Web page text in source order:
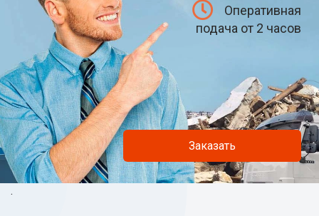
Оперативная
подача от 2 часов
Заказать
.